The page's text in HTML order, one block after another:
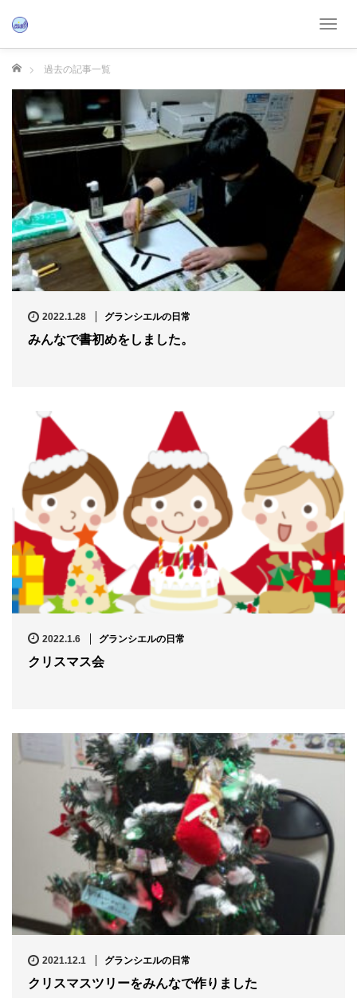
T
l
e
n
a
i
t
i
n
ホーム 過去の記事一覧
2022.1.28 グランシエルの日常
みんなで書初めをしました。
2022.1.6 グランシエルの日常
クリスマス会
2021.12.1 グランシエルの日常
クリスマスツリーをみんなで作りました